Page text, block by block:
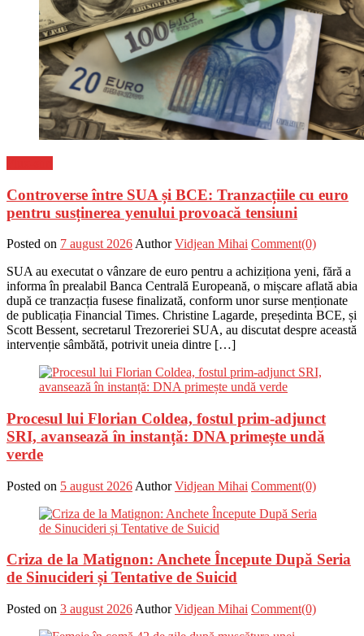
Controverse între SUA și BCE: Tranzacțiile cu euro
pentru susținerea yenului provoacă tensiuni
Posted on 7 august 2026 Author Vidjean Mihai Comment(0)
SUA au executat o vânzare de euro pentru a achiziționa yeni, fără a
informa în prealabil Banca Centrală Europeană, o mișcare aflată abia
după ce tranzacția fusese finalizată, conform unor surse menționate
de publicația Financial Times. Christine Lagarde, președinta BCE, și
Scott Bessent, secretarul Trezoreriei SUA, au discutat despre această
intervenție sâmbătă, potrivit uneia dintre […]
Procesul lui Florian Coldea, fostul prim-adjunct
SRI, avansează în instanță: DNA primește undă
verde
Posted on 5 august 2026 Author Vidjean Mihai Comment(0)
Criza de la Matignon: Anchete Începute După Seria
de Sinucideri și Tentative de Suicid
Posted on 3 august 2026 Author Vidjean Mihai Comment(0)